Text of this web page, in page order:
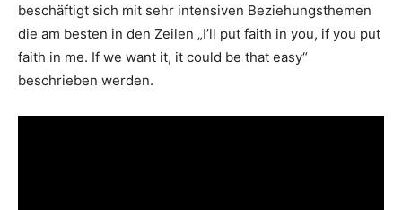
beschäftigt sich mit sehr intensiven Beziehungsthemen
die am besten in den Zeilen „I’ll put faith in you, if you put
faith in me. If we want it, it could be that easy“
beschrieben werden.